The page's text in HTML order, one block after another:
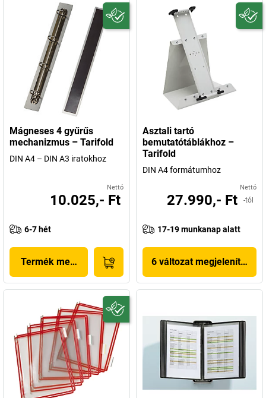
Mágneses 4 gyűrűs
mechanizmus – Tarifold
DIN A4 – DIN A3 iratokhoz
Nettó
10.025,- Ft
6-7 hét
Termék megjelenítése
Asztali tartó
bemutatótáblákhoz –
Tarifold
DIN A4 formátumhoz
Nettó
27.990,- Ft -tól
17-19 munkanap alatt
6 változat megjelenítése